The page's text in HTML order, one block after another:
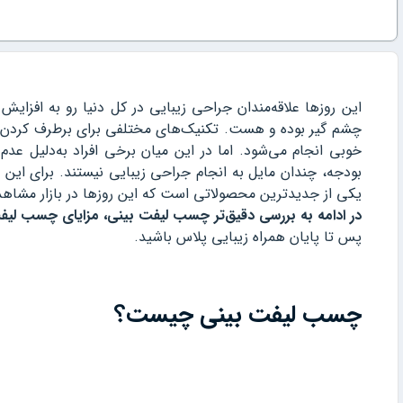
این روزها علاقه‌مندان جراحی زیبایی در کل دنیا رو به
چشم گیر بوده و هست. تکنیک‌های مختلفی برای برطرف کردن
خوبی انجام می‌شود. اما در این میان برخی افراد به‌دلیل
بودجه، چندان مایل به انجام جراحی زیبایی نیستند. برای
یکی از جدیدترین محصولاتی است که این روزها در بازار
در ادامه به بررسی دقیق‌تر چسب لیفت بینی، مزایای چسب
پس تا پایان همراه زیبایی پلاس باشید.
چسب لیفت بینی چیست؟